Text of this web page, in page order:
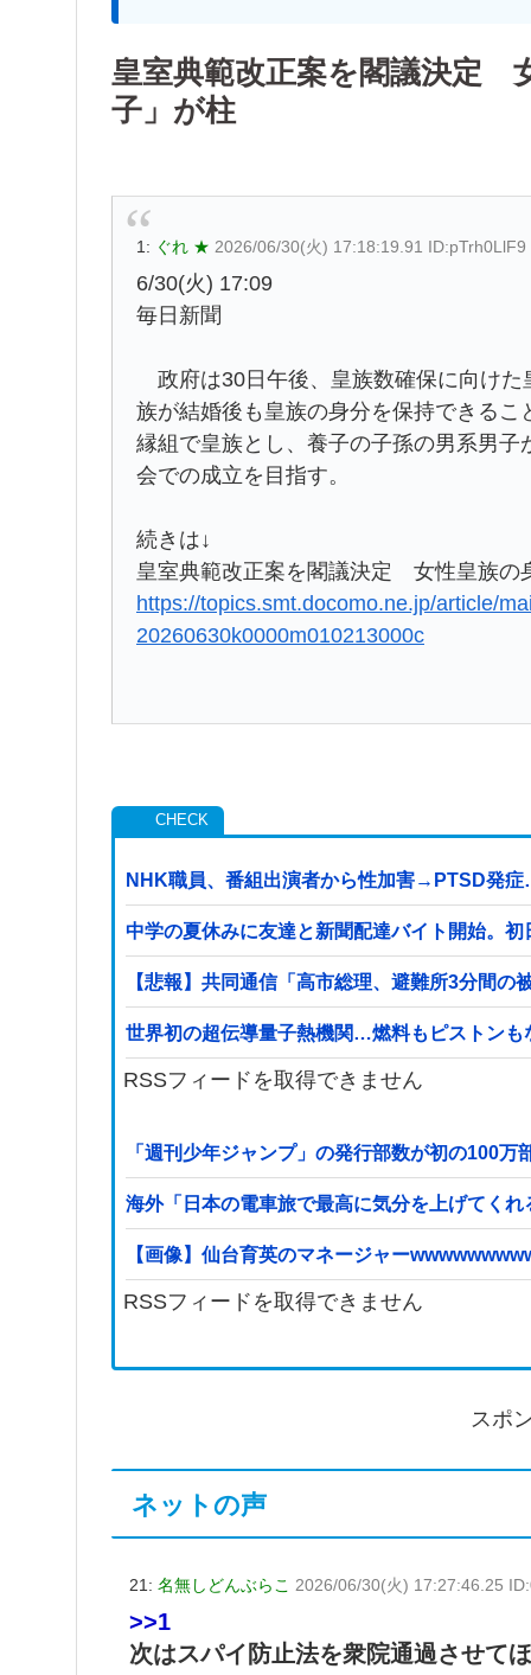
皇室典範改正案を閣議決定
子」が柱
1: ぐれ ★ 2026/06/30(火) 17:18:19.91 ID:pTrh0LlF9
6/30(火) 17:09
毎日新聞
政府は30日午後、皇族数確保に向けた
族が結婚後も皇族の身分を保持できる
縁組で皇族とし、養子の子孫の男系男
会での成立を目指す。
続きは↓
皇室典範改正案を閣議決定 女性皇族の
https://topics.smt.docomo.ne.jp/article/
20260630k0000m010213000c
NHK職員、番組出演者から性加害→PTSD発
中学の夏休みに友達と新聞配達バイト開始。
【悲報】共同通信「高市総理、避難所3分間
世界初の超伝導量子熱機関…燃料もピストンも
RSSフィードを取得できません
「週刊少年ジャンプ」の発行部数が初の100万
海外「日本の電車旅で最高に気分を上げてく
【画像】仙台育英のマネージャー
RSSフィードを取得できません
スポ
ネットの声
21: 名無しどんぶらこ 2026/06/30(火) 17:27:46.25
>>1
次はスパイ防止法を衆院通過させて